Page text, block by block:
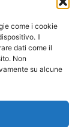
come i cookie
Il
dati come il
Non
su alcune